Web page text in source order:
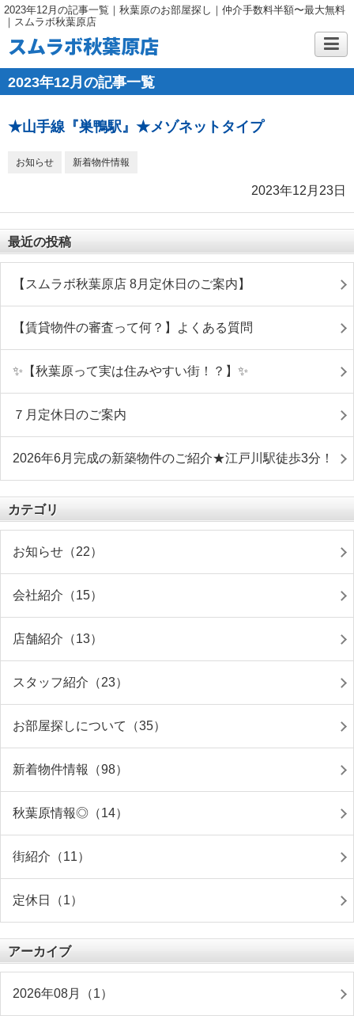
2023年12月の記事一覧｜秋葉原のお部屋探し｜仲介手数料半額〜最大無料
｜スムラボ秋葉原店
スムラボ秋葉原店
2023年12月の記事一覧
★山手線『巣鴨駅』★メゾネットタイプ
お知らせ 新着物件情報
2023年12月23日
最近の投稿
【スムラボ秋葉原店 8月定休日のご案内】
【賃貸物件の審査って何？】よくある質問
✨【秋葉原って実は住みやすい街！？】✨
７月定休日のご案内
2026年6月完成の新築物件のご紹介★江戸川駅徒歩3分！
カテゴリ
お知らせ（22）
会社紹介（15）
店舗紹介（13）
スタッフ紹介（23）
お部屋探しについて（35）
新着物件情報（98）
秋葉原情報◎（14）
街紹介（11）
定休日（1）
アーカイブ
2026年08月（1）